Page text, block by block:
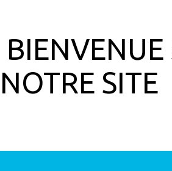
BIENVENUE
NOTRE SITE